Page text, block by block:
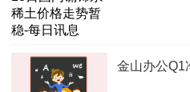
金山办公Q1